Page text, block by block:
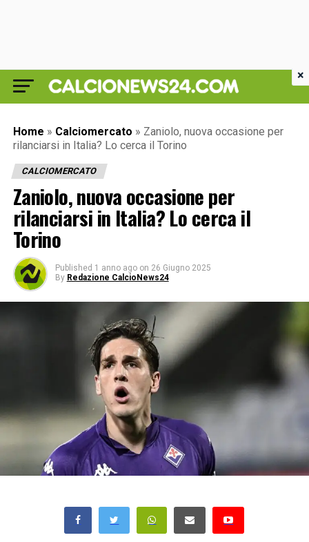
Home » Calciomercato » Zaniolo, nuova occasione per
rilanciarsi in Italia? Lo cerca il Torino
CALCIOMERCATO
Zaniolo, nuova occasione per
rilanciarsi in Italia? Lo cerca il
Torino
Published 1 anno ago on 26 Giugno 2025
By Redazione CalcioNews24
×